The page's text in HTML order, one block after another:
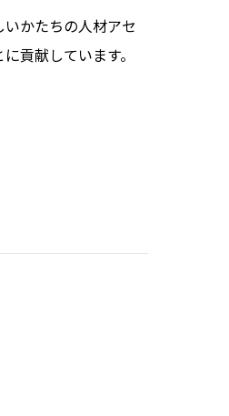
かたちの人材アセ
貢献しています。